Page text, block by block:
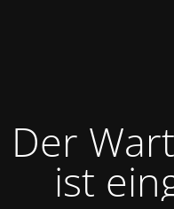
Der
ist